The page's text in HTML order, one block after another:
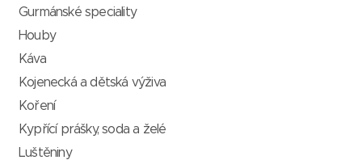
Gurmánské speciality
Houby
Káva
Kojenecká a dětská výživa
Koření
Kypřící prášky, soda a želé
Luštěniny